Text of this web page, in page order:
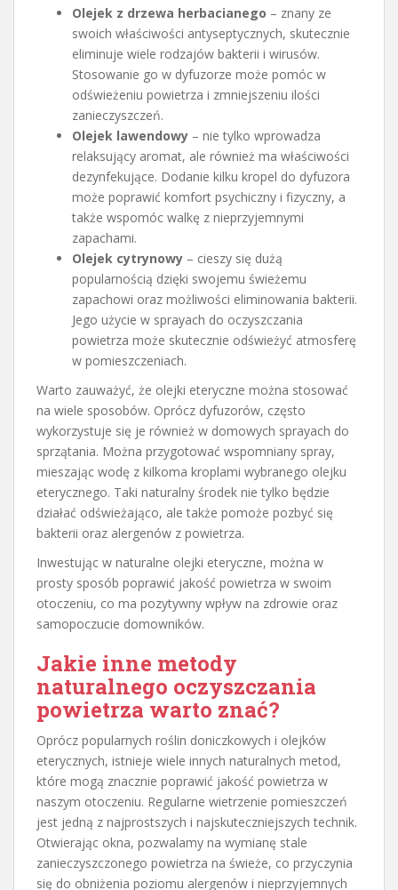
Olejek z drzewa herbacianego – znany ze
swoich właściwości antyseptycznych, skutecznie
eliminuje wiele rodzajów bakterii i wirusów.
Stosowanie go w dyfuzorze może pomóc w
odświeżeniu powietrza i zmniejszeniu ilości
zanieczyszczeń.
Olejek lawendowy – nie tylko wprowadza
relaksujący aromat, ale również ma właściwości
dezynfekujące. Dodanie kilku kropel do dyfuzora
może poprawić komfort psychiczny i fizyczny, a
także wspomóc walkę z nieprzyjemnymi
zapachami.
Olejek cytrynowy – cieszy się dużą
popularnością dzięki swojemu świeżemu
zapachowi oraz możliwości eliminowania bakterii.
Jego użycie w sprayach do oczyszczania
powietrza może skutecznie odświeżyć atmosferę
w pomieszczeniach.
Warto zauważyć, że olejki eteryczne można stosować
na wiele sposobów. Oprócz dyfuzorów, często
wykorzystuje się je również w domowych sprayach do
sprzątania. Można przygotować wspomniany spray,
mieszając wodę z kilkoma kroplami wybranego olejku
eterycznego. Taki naturalny środek nie tylko będzie
działać odświeżająco, ale także pomoże pozbyć się
bakterii oraz alergenów z powietrza.
Inwestując w naturalne olejki eteryczne, można w
prosty sposób poprawić jakość powietrza w swoim
otoczeniu, co ma pozytywny wpływ na zdrowie oraz
samopoczucie domowników.
Jakie inne metody
naturalnego oczyszczania
powietrza warto znać?
Oprócz popularnych roślin doniczkowych i olejków
eterycznych, istnieje wiele innych naturalnych metod,
które mogą znacznie poprawić jakość powietrza w
naszym otoczeniu. Regularne wietrzenie pomieszczeń
jest jedną z najprostszych i najskuteczniejszych technik.
Otwierając okna, pozwalamy na wymianę stale
zanieczyszczonego powietrza na świeże, co przyczynia
się do obniżenia poziomu alergenów i nieprzyjemnych